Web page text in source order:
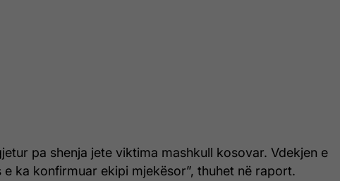
pa shenja jete viktima mashkull kosovar. Vdekjen e
e ka konfirmuar ekipi mjekësor”, thuhet në raport.